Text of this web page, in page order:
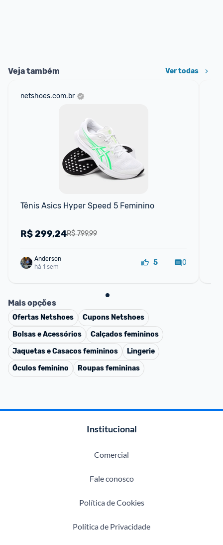
Veja também Ver todas
netshoes.com.br
Tênis Asics Hyper Speed 5 Feminino
R$ 799,99
R$299,24
Anderson
há 1 sem
5 0
Mais opções
Ofertas Netshoes Cupons Netshoes
Bolsas e Acessórios
Calçados femininos
Jaquetas e Casacos femininos
Lingerie
Óculos feminino
Roupas femininas
Institucional
Comercial
Fale conosco
Política de Cookies
Política de Privacidade